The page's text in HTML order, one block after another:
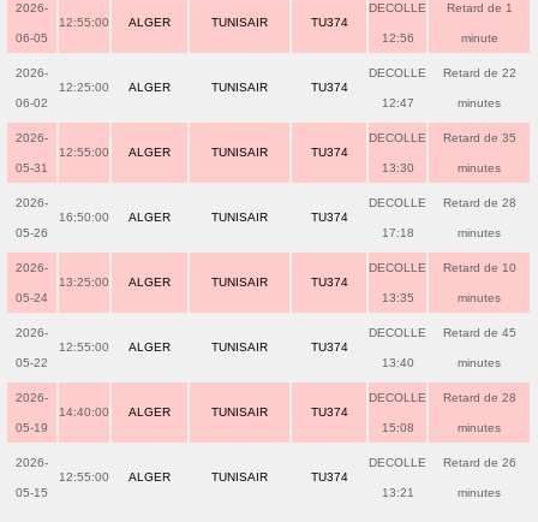
2026-
06-05
12:55:00 ALGER TUNISAIR TU374
DECOLLE
12:56
Retard de 1
minute
2026-
06-02
12:25:00 ALGER TUNISAIR TU374
DECOLLE
12:47
Retard de 22
minutes
2026-
05-31
12:55:00 ALGER TUNISAIR TU374
DECOLLE
13:30
Retard de 35
minutes
2026-
05-26
16:50:00 ALGER TUNISAIR TU374
DECOLLE
17:18
Retard de 28
minutes
2026-
05-24
13:25:00 ALGER TUNISAIR TU374
DECOLLE
13:35
Retard de 10
minutes
2026-
05-22
12:55:00 ALGER TUNISAIR TU374
DECOLLE
13:40
Retard de 45
minutes
2026-
05-19
14:40:00 ALGER TUNISAIR TU374
DECOLLE
15:08
Retard de 28
minutes
2026-
05-15
12:55:00 ALGER TUNISAIR TU374
DECOLLE
13:21
Retard de 26
minutes